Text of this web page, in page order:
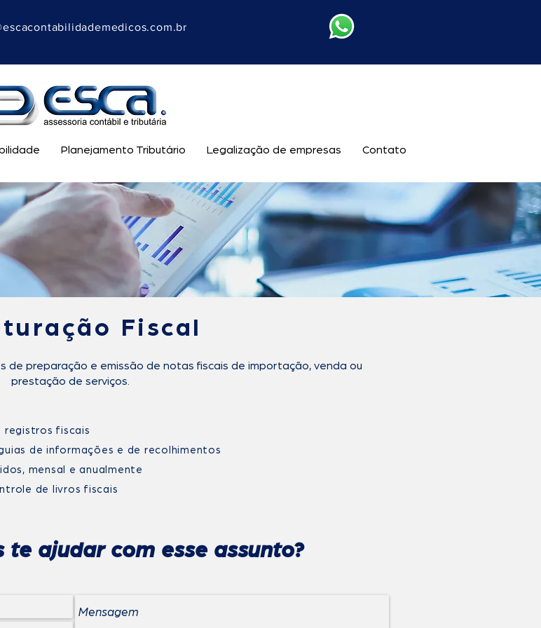
Planejamento Tributário Legalização de empresas Contato
Fiscal
de preparação e emissão de notas fiscais de importação, venda ou
prestação de serviços.
registros fiscais
de informações e de recolhimentos
mensal e anualmente
de livros fiscais
te ajudar com esse assunto?